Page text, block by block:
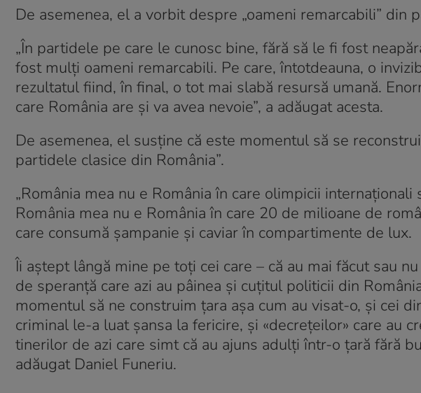
De asemenea, el a vorbit despre „oameni remarcabili” din
„În partidele pe care le cunosc bine, fără să le fi fost
fost mulţi oameni remarcabili. Pe care, întotdeauna, o
rezultatul fiind, în final, o tot mai slabă resursă umană.
care România are şi va avea nevoie”, a adăugat acesta.
De asemenea, el susține că este momentul să se
partidele clasice din România”.
„România mea nu e România în care olimpicii
România mea nu e România în care 20 de milioane de
care consumă şampanie şi caviar în compartimente de lux.
Îi aştept lângă mine pe toţi cei care – că au mai făcut sau
de speranţă care azi au pâinea şi cuţitul politicii din
momentul să ne construim ţara aşa cum au visat-o, şi cei
criminal le-a luat şansa la fericire, şi «decreţeilor» care au
tinerilor de azi care simt că au ajuns adulţi într-o ţară fără
adăugat Daniel Funeriu.